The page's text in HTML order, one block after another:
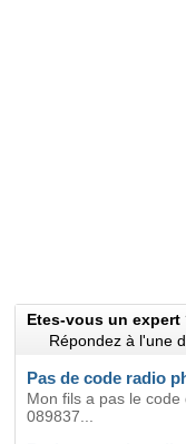
Etes-vous un expert
Répondez à l'une
Pas de code radio
Mon fils a pas le
089837...